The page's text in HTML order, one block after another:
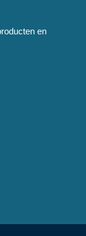
en